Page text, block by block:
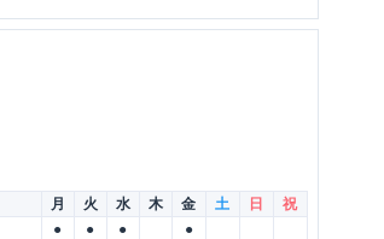
月 火 水 木 金 土 日
祝
● ● ●
●